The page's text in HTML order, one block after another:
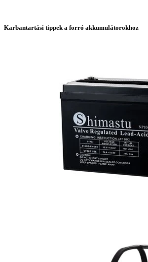
Karbantartási tippek a forró akkumulátorokhoz